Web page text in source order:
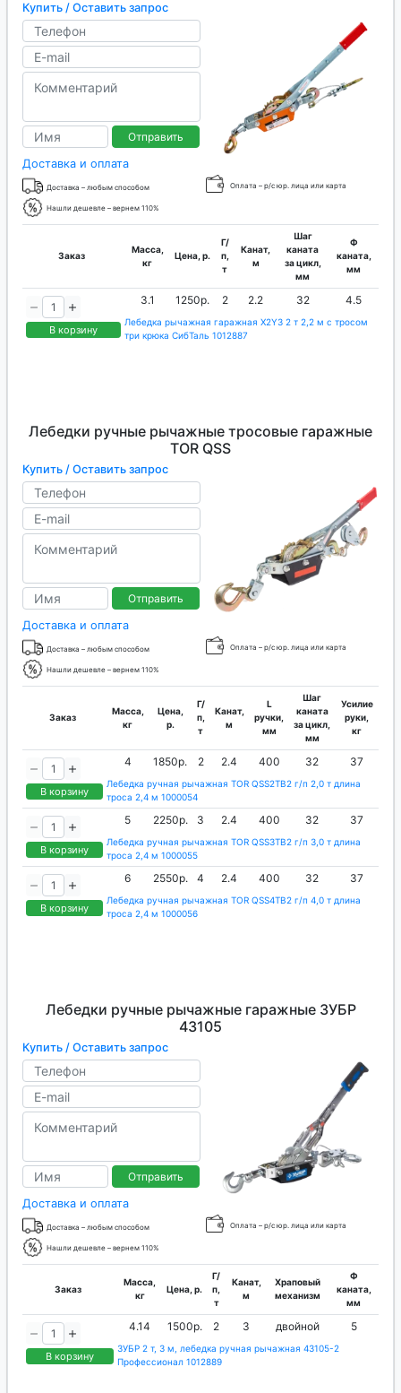
Купить / Оставить запрос
Отправить
Доставка и оплата
Доставка – любым способом Оплата – р/с юр. лица или карта
Нашли дешевле – вернем 110%
Заказ
Масса,
кг
Цена, р.
Г/
п,
т
Канат,
м
Шаг
каната
за цикл,
мм
Ф
каната,
мм
В корзину
3.1 1250р. 2 2.2 32 4.5
Лебедка рычажная гаражная X2Y3 2 т 2,2 м с тросом
три крюка СибТаль 1012887
Лебедки ручные рычажные тросовые гаражные
TOR QSS
Купить / Оставить запрос
Отправить
Доставка и оплата
Доставка – любым способом Оплата – р/с юр. лица или карта
Нашли дешевле – вернем 110%
Заказ
Масса,
кг
Цена,
р.
Г/
п,
т
Канат,
м
L
ручки,
мм
Шаг
каната
за цикл,
мм
Усилие
руки,
кг
В корзину
4 1850р. 2 2.4 400 32 37
Лебедка ручная рычажная TOR QSS2TB2 г/п 2,0 т длина
троса 2,4 м 1000054
В корзину
5 2250р. 3 2.4 400 32 37
Лебедка ручная рычажная TOR QSS3TB2 г/п 3,0 т длина
троса 2,4 м 1000055
В корзину
6 2550р. 4 2.4 400 32 37
Лебедка ручная рычажная TOR QSS4TB2 г/п 4,0 т длина
троса 2,4 м 1000056
Лебедки ручные рычажные гаражные ЗУБР
43105
Купить / Оставить запрос
Отправить
Доставка и оплата
Доставка – любым способом Оплата – р/с юр. лица или карта
Нашли дешевле – вернем 110%
Заказ
Масса,
кг
Цена, р.
Г/
п,
т
Канат,
м
Храповый
механизм
Ф
каната,
мм
В корзину
4.14 1500р. 2 3 двойной 5
ЗУБР 2 т, 3 м, лебедка ручная рычажная 43105-2
Профессионал 1012889